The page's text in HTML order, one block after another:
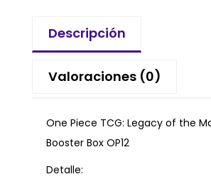
Descripción
Valoraciones (0)
One Piece TCG: Legacy of the
Booster Box OP12
Detalle: